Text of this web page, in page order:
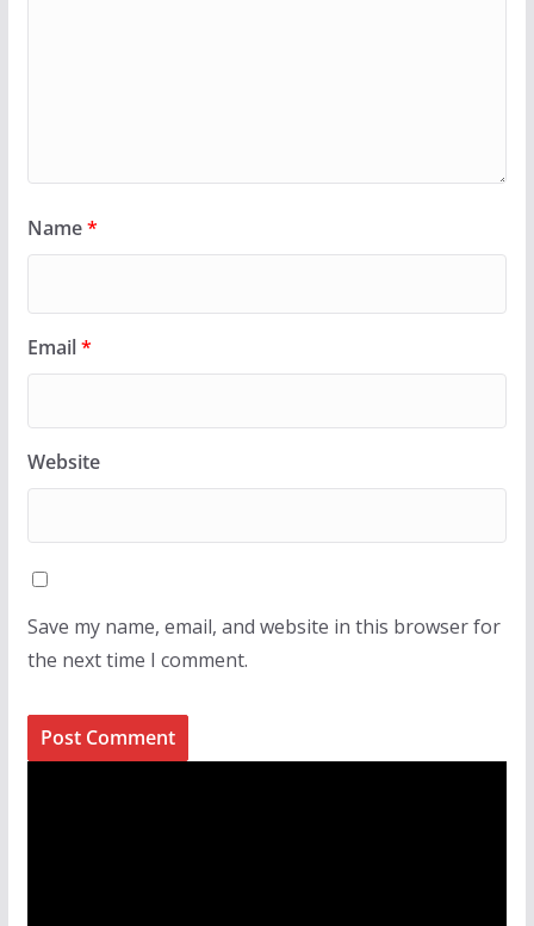
Name*
Email*
Website
Save my name, email, and website in this browser for
the next time I comment.